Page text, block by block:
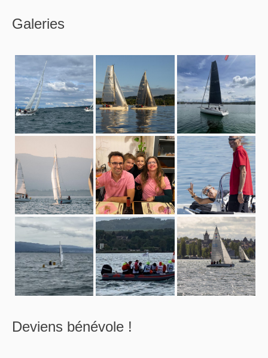
Galeries
Deviens bénévole !